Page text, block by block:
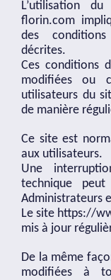
L’utilisation
florin.com
des
décrites.
Ces conditions
modifiées ou
utilisateurs du
de manière
Ce site est
aux utilisateurs.
Une
technique
Administrateurs
Le site https://
mis à jour
De la même
modifiées à